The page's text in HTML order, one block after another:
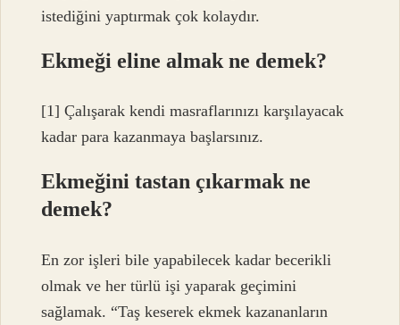
istediğini yaptırmak çok kolaydır.
Ekmeği eline almak ne demek?
[1] Çalışarak kendi masraflarınızı karşılayacak
kadar para kazanmaya başlarsınız.
Ekmeğini tastan çıkarmak ne
demek?
En zor işleri bile yapabilecek kadar becerikli
olmak ve her türlü işi yaparak geçimini
sağlamak. “Taş keserek ekmek kazananların